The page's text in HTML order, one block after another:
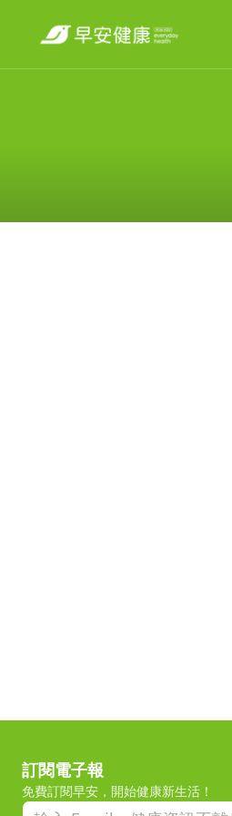
訂閱電子報
免費訂閱早安，開始健康新生活！